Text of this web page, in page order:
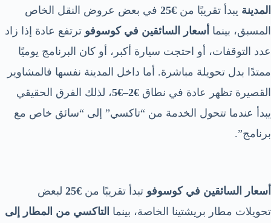
المدينة يبدأ تقريبًا من €25
في بعض عروض النقل الخاص
المسبق، بينما أسعار السائقين في كوسوفو ترتفع عادة إذا زاد
عدد التوقفات، أو احتجت سيارة أكبر، أو كان البرنامج يوميًا
ممتدًا بدل تحويلة مباشرة. أما داخل المدينة نفسها فالمشاوير
القصيرة تظهر عادة في نطاق €2–€5
، لذلك الفرق الحقيقي
يبدأ عندما تتحول الخدمة من “تاكسي” إلى “سائق خاص مع
برنامج”.
أسعار السائقين في كوسوفو تبدأ تقريبًا من €25
لبعض
تحويلات مطار بريشتينا الخاصة، بينما التاكسي من المطار إلى